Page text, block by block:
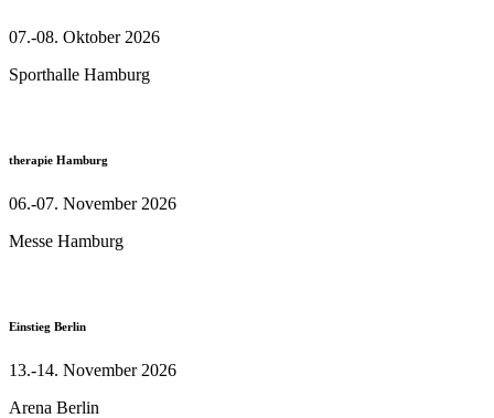
07.-08. Oktober 2026
Sporthalle Hamburg
therapie Hamburg
06.-07. November 2026
Messe Hamburg
Einstieg Berlin
13.-14. November 2026
Arena Berlin